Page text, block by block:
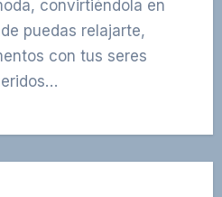
convirtiéndola en
puedas relajarte,
con tus seres